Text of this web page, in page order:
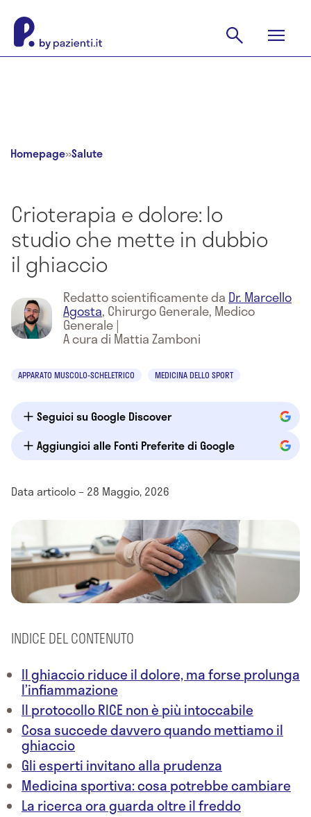
Homepage»Salute
Crioterapia e dolore: lo
studio che mette in dubbio
il ghiaccio
Redatto scientificamente da Dr. Marcello
Agosta, Chirurgo Generale, Medico
Generale|
A cura di Mattia Zamboni
APPARATO MUSCOLO-SCHELETRICO MEDICINA DELLO SPORT
Seguici su Google Discover
Aggiungici alle Fonti Preferite di Google
Data articolo – 28 Maggio, 2026
INDICE DEL CONTENUTO
Il ghiaccio riduce il dolore, ma forse prolunga
l’infiammazione
Il protocollo RICE non è più intoccabile
Cosa succede davvero quando mettiamo il
ghiaccio
Gli esperti invitano alla prudenza
Medicina sportiva: cosa potrebbe cambiare
La ricerca ora guarda oltre il freddo